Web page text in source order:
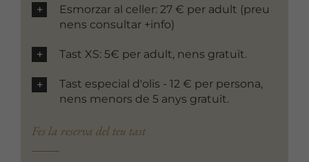
Esmorzar al celler: 27 € per adult (preu
nens consultar +info)
Tast XS: 5€ per adult, nens gratuït.
Tast especial d'olis - 12 € per persona,
nens menors de 5 anys gratuït.
Fes la reserva del teu tast